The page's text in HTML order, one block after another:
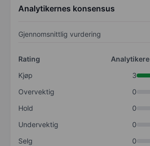
Analytikernes konsensus
Gjennomsnittlig vurdering
Rating
Analytikere
Kjøp
3
Overvektig
0
Hold
0
Undervektig
0
Selg
0